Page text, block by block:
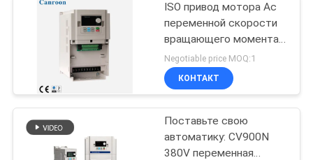
солнечный
инвертор насоса
18
ISO привод мотора Ac
переменной скорости
вращающего момента
привода Vfd 3 участков
высокий
Negotiable price MOQ:1
КОНТАКТ
Поставьте свою
автоматику: CV900N
380V переменная